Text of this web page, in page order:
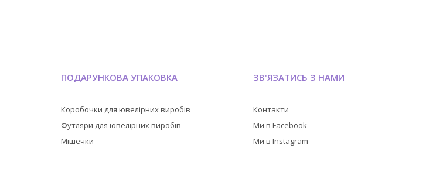
ПОДАРУНКОВА УПАКОВКА
Коробочки для ювелірних виробів
Футляри для ювелірних виробів
Мішечки
ЗВ'ЯЗАТИСЬ З НАМИ
Контакти
Ми в Facebook
Ми в Instagram